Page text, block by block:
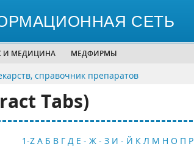
СЕТЬ
И МЕДИЦИНА МЕДФИРМЫ
справочник препаратов
Tabs)
1-Z А Б В Г Д Е - Ж - З И - Й К Л М Н О П Р